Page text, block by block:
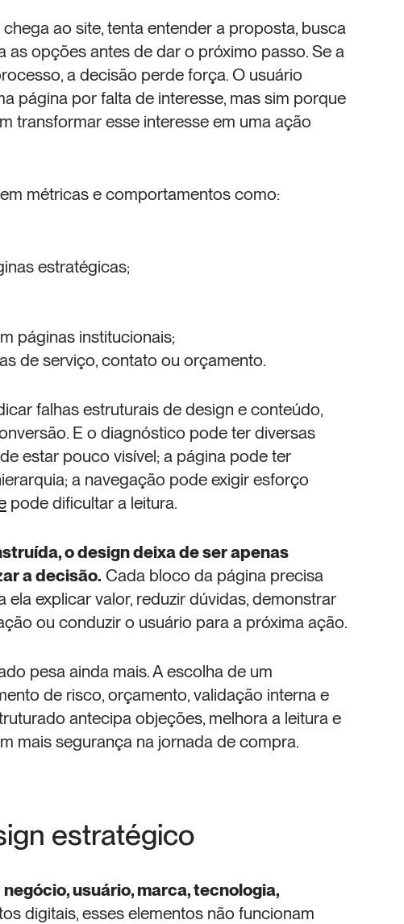
ao site, tenta entender a proposta, busca
as opções antes de dar o próximo passo. Se a
a decisão perde força. O usuário
página por falta de interesse, mas sim porque
transformar esse interesse em uma ação
métricas e comportamentos como:
estratégicas;
páginas institucionais;
de serviço, contato ou orçamento.
falhas estruturais de design e conteúdo,
E o diagnóstico pode ter diversas
estar pouco visível; a página pode ter
a navegação pode exigir esforço
pode dificultar a leitura.
o design deixa de ser apenas
a decisão. Cada bloco da página precisa
ela explicar valor, reduzir dúvidas, demonstrar
ou conduzir o usuário para a próxima ação.
pesa ainda mais. A escolha de um
de risco, orçamento, validação interna e
antecipa objeções, melhora a leitura e
mais segurança na jornada de compra.
estratégico
negócio, usuário, marca, tecnologia,
digitais, esses elementos não funcionam